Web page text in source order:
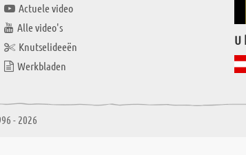
Actuele video
Alle video's
Knutselideeën
Werkbladen
U
- 2026